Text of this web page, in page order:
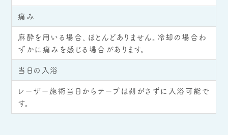
痛み
麻酔を用いる場合、ほとんどありません。冷却の場合わ
ずかに痛みを感じる場合があります。
当日の入浴
レーザー施術当日からテープは剥がさずに入浴可能で
す。